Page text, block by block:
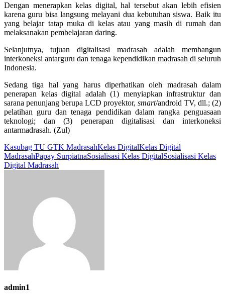
Dengan menerapkan kelas digital, hal tersebut akan lebih efisien
karena guru bisa langsung melayani dua kebutuhan siswa. Baik itu
yang belajar tatap muka di kelas atau yang masih di rumah dan
melaksanakan pembelajaran daring.
Selanjutnya, tujuan digitalisasi madrasah adalah membangun
interkoneksi antarguru dan tenaga kependidikan madrasah di seluruh
Indonesia.
Sedang tiga hal yang harus diperhatikan oleh madrasah dalam
penerapan kelas digital adalah (1) menyiapkan infrastruktur dan
sarana penunjang berupa LCD proyektor, smart/android TV, dll.; (2)
pelatihan guru dan tenaga pendidikan dalam rangka penguasaan
teknologi; dan (3) penerapan digitalisasi dan interkoneksi
antarmadrasah. (Zul)
Kasubag TU GTK MadrasahKelas DigitalKelas Digital
MadrasahPapay SurpiatnaSosialisasi Kelas DigitalSosialisasi Kelas
Digital Madrasah
admin1